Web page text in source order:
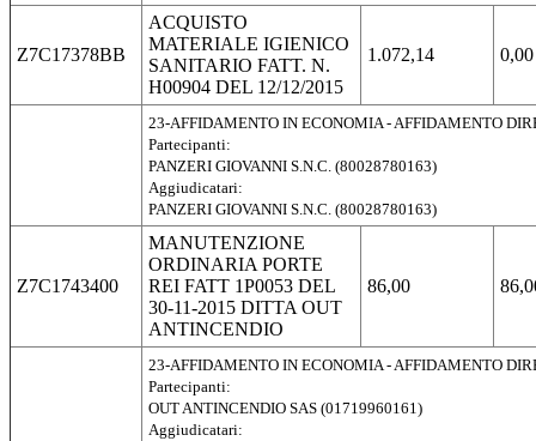
Z7C17378BB
ACQUISTO
MATERIALE IGIENICO
SANITARIO FATT. N.
H00904 DEL 12/12/2015
1.072,14 0,00
23-AFFIDAMENTO IN ECONOMIA - AFFIDAMENTO
Partecipanti:
PANZERI GIOVANNI S.N.C. (80028780163)
Aggiudicatari:
PANZERI GIOVANNI S.N.C. (80028780163)
Z7C1743400
MANUTENZIONE
ORDINARIA PORTE
REI FATT 1P0053 DEL
30-11-2015 DITTA OUT
ANTINCENDIO
86,00
23-AFFIDAMENTO IN ECONOMIA - AFFIDAMENTO
Partecipanti:
OUT ANTINCENDIO SAS (01719960161)
Aggiudicatari: